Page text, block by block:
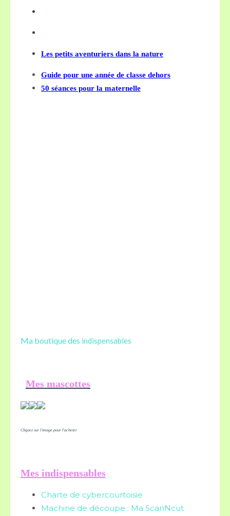
Les petits aventuriers dans la nature
Guide pour une année de classe dehors
50 séances pour la maternelle
Ma boutique des indispensables
Mes mascottes
Cliquez sur l'image pour l'acheter
Mes indispensables
Charte de cybercourtoisie
Machine de découpe : Ma ScanNcut